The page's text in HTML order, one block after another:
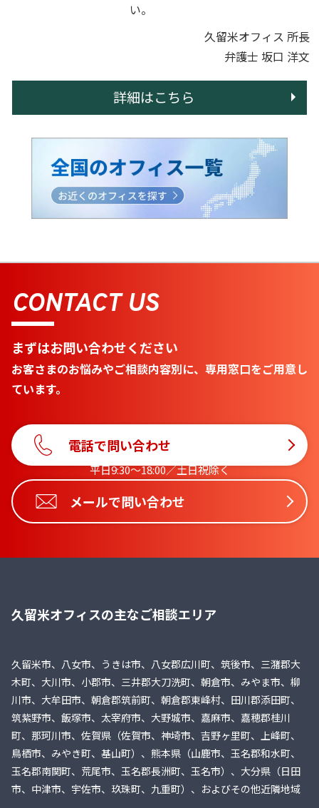
い。
久留米オフィス 所長
弁護士 坂口 洋文
詳細はこちら
CONTACT US
まずはお問い合わせください
お客さまのお悩みやご相談内容別に、専用窓口をご用意し
ています。
電話で問い合わせ
平日9:30〜18:00／土日祝除く
メールで問い合わせ
久留米オフィスの主なご相談エリア
久留米市、八女市、うきは市、八女郡広川町、筑後市、三潴郡大
木町、大川市、小郡市、三井郡大刀洗町、朝倉市、みやま市、柳
川市、大牟田市、朝倉郡筑前町、朝倉郡東峰村、田川郡添田町、
筑紫野市、飯塚市、太宰府市、大野城市、嘉麻市、嘉穂郡桂川
町、那珂川市、佐賀県（佐賀市、神埼市、吉野ヶ里町、上峰町、
鳥栖市、みやき町、基山町）、熊本県（山鹿市、玉名郡和水町、
玉名郡南関町、荒尾市、玉名郡長洲町、玉名市）、大分県（日田
市、中津市、宇佐市、玖珠町、九重町）、およびその他近隣地域